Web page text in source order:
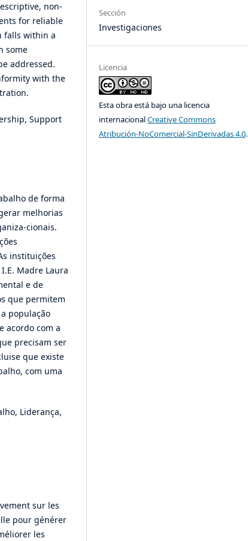
non-
for reliable
falls within a
some
addressed.
with the
Support
de forma
melhorias
cionais.
instituições
Madre Laura
e de
que permitem
população
acordo com a
precisam ser
que existe
com uma
Liderança,
sur les
pour générer
les
Sección
Investigaciones
Licencia
Esta obra está bajo una licencia
internacionalCreative Commons
Atribución-NoComercial-SinDerivadas 4.0.